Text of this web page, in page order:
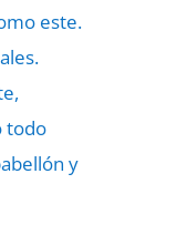
este.
todo
y